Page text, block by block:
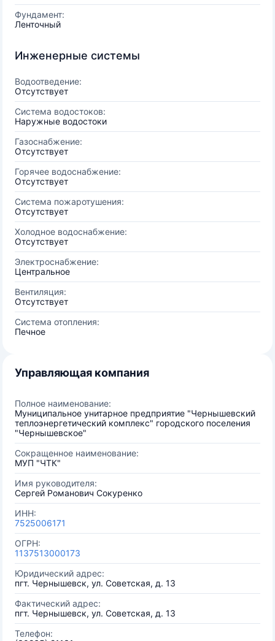
Фундамент:
Ленточный
Инженерные системы
Водоотведение:
Отсутствует
Система водостоков:
Наружные водостоки
Газоснабжение:
Отсутствует
Горячее водоснабжение:
Отсутствует
Система пожаротушения:
Отсутствует
Холодное водоснабжение:
Отсутствует
Электроснабжение:
Центральное
Вентиляция:
Отсутствует
Система отопления:
Печное
Управляющая компания
Полное наименование:
Муниципальное унитарное предприятие "Чернышевский
теплоэнергетический комплекс" городского поселения
"Чернышевское"
Сокращенное наименование:
МУП "ЧТК"
Имя руководителя:
Сергей Романович Сокуренко
ИНН:
7525006171
ОГРН:
1137513000173
Юридический адрес:
пгт. Чернышевск, ул. Советская, д. 13
Фактический адрес:
пгт. Чернышевск, ул. Советская, д. 13
Телефон: